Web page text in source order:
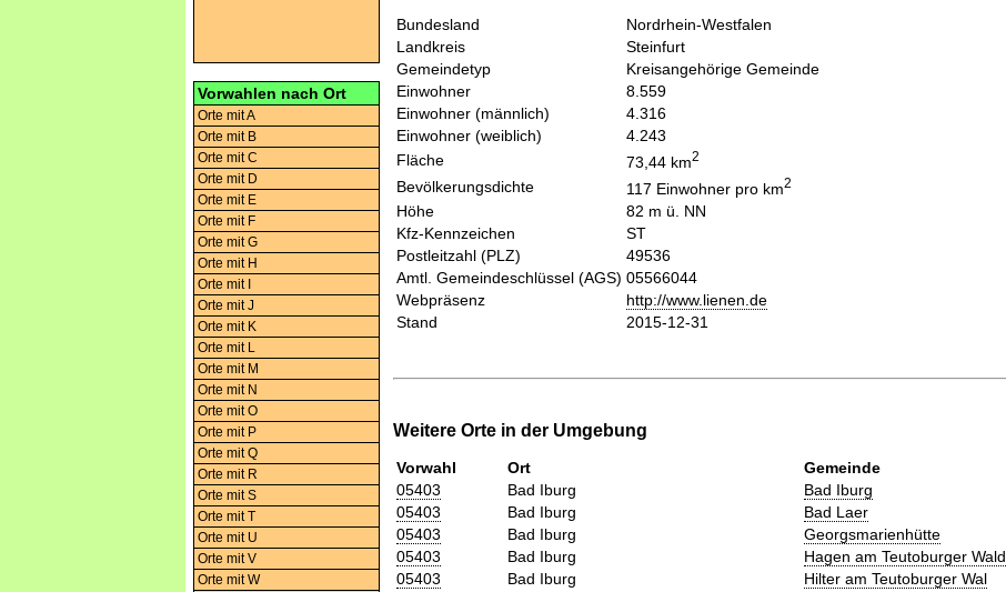
Vorwahlen nach Ort
Orte mit A
Orte mit B
Orte mit C
Orte mit D
Orte mit E
Orte mit F
Orte mit G
Orte mit H
Orte mit I
Orte mit J
Orte mit K
Orte mit L
Orte mit M
Orte mit N
Orte mit O
Orte mit P
Orte mit Q
Orte mit R
Orte mit S
Orte mit T
Orte mit U
Orte mit V
Orte mit W
Bundesland
Nordrhein-Westfalen
Landkreis
Steinfurt
Gemeindetyp
Kreisangehörige Gemeinde
Einwohner
8.559
Einwohner (männlich)
4.316
Einwohner (weiblich)
4.243
Fläche
73,44 km2
Bevölkerungsdichte 117 Einwohner pro km2
Höhe
82 m ü. NN
Kfz-Kennzeichen
ST
Postleitzahl (PLZ)
49536
Amtl. Gemeindeschlüssel (AGS) 05566044
Webpräsenz
http://www.lienen.de
Stand
2015-12-31
Weitere Orte in der Umgebung
Vorwahl Ort
Gemeinde
05403
Bad Iburg
Bad Iburg
05403
Bad Iburg
Bad Laer
05403
Bad Iburg
Georgsmarienhütte
05403
Bad Iburg
Hagen am Teutoburger Wald
05403
Bad Iburg
Hilter am Teutoburger Wal